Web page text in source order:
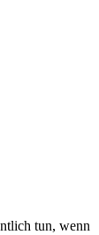
tun, wenn